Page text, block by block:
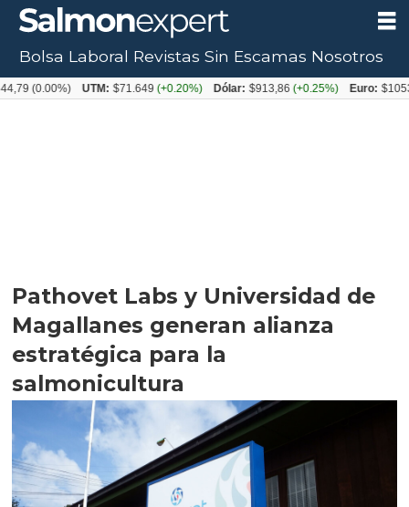
Pathovet Labs y Universidad de
Magallanes generan alianza
estratégica para la
salmonicultura
Bolsa Laboral Revistas Sin Escamas Nosotros
UTM: $71.649(+0.20%) Dólar: $913,86(+0.25%) Euro: $1053,08(-